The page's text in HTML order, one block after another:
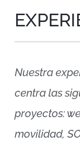
Nuestra
centra las
proyectos:
movilidad,